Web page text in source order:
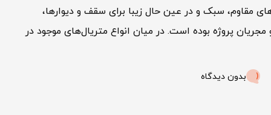
مقاوم، سبک و در عین حال زیبا برای سقف و دیوارها،
پروژه بوده است. در میان انواع متریال‌های موجود در
بدون دیدگاه